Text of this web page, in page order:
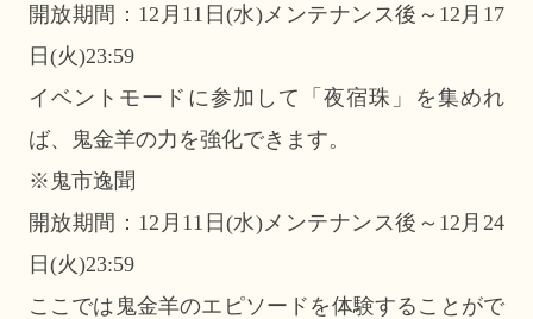
開放期間：12月11日(水)メンテナンス後～12月17
日(火)23:59
イベントモードに参加して「夜宿珠」を集めれ
ば、鬼金羊の力を強化できます。
※鬼市逸聞
開放期間：12月11日(水)メンテナンス後～12月24
日(火)23:59
ここでは鬼金羊のエピソードを体験することがで